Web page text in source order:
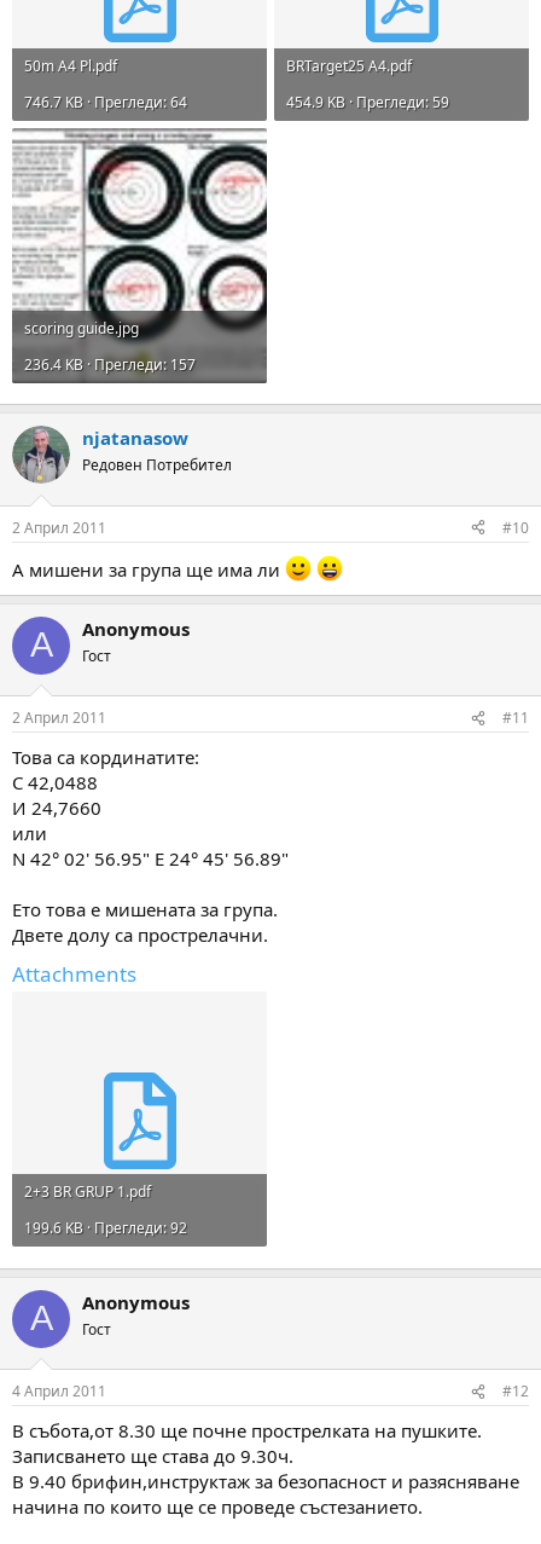
50m A4 Pl.pdf
746.7 KB · Прегледи: 64
BRTarget25 A4.pdf
454.9 KB · Прегледи: 59
scoring guide.jpg
236.4 KB · Прегледи: 157
njatanasow
Редовен Потребител
2 Април 2011 #10
А мишени за група ще има ли
A Anonymous
Гост
2 Април 2011 #11
Това са кординатите:
С 42,0488
И 24,7660
или
N 42° 02' 56.95" E 24° 45' 56.89"
Ето това е мишената за група.
Двете долу са прострелачни.
Attachments
2+3 BR GRUP 1.pdf
199.6 KB · Прегледи: 92
A Anonymous
Гост
4 Април 2011 #12
В събота,от 8.30 ще почне прострелката на пушките.
Записването ще става до 9.30ч.
В 9.40 брифин,инструктаж за безопасност и разясняване
начина по които ще се проведе състезанието.